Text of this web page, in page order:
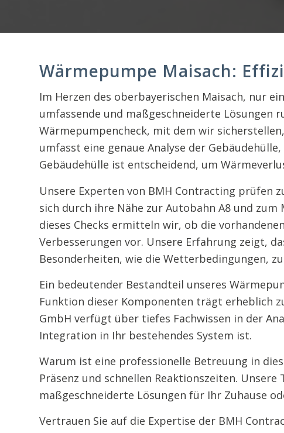
Wärmepumpe Maisach:
Im Herzen des oberbayerischen Maisach, nur
umfassende und maßgeschneiderte Lösungen
Wärmepumpencheck, mit dem wir
umfasst eine genaue Analyse der
Gebäudehülle ist entscheidend, um
Unsere Experten von BMH Contracting prüfen
sich durch ihre Nähe zur Autobahn A8 und
dieses Checks ermitteln wir, ob die
Verbesserungen vor. Unsere Erfahrung zeigt,
Besonderheiten, wie die Wetterbedingungen,
Ein bedeutender Bestandteil unseres
Funktion dieser Komponenten trägt erheblich
GmbH verfügt über tiefes Fachwissen in der
Integration in Ihr bestehendes System ist.
Warum ist eine professionelle Betreuung in
Präsenz und schnellen Reaktionszeiten.
maßgeschneiderte Lösungen für Ihr Zuhause
Vertrauen Sie auf die Expertise der BMH